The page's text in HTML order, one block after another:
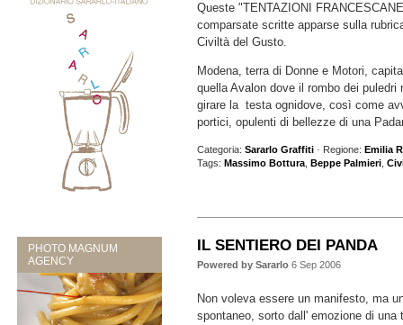
PHOTO MAGNUM
AGENCY
Queste "TENTAZIONI
comparsate scritte apparse sulla
Civiltà del Gusto.
Modena, terra di Donne e Motori,
quella Avalon dove il rombo dei puledri
girare la testa ognidove, così come
portici, opulenti di bellezze di una
Categoria:Sararlo Graffiti · Regione:Emilia
Tags:Massimo Bottura ,Beppe Palmieri ,
IL SENTIERO DEI PANDA
Powered by Sararlo 6 Sep 2006
Non voleva essere un manifesto, ma
spontaneo, sorto dall' emozione di una